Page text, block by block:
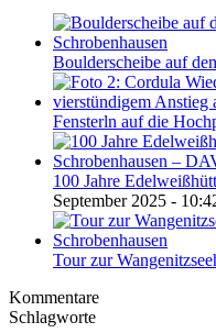
Boulderscheibe auf
Fensterln auf die
100 Jahre
September 2025 -
Tour zur
Kommentare
Schlagworte